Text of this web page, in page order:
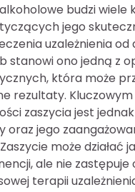
budzi wiele
jego
uzależnienia od
stanowi ono jedną z
która może
rezultaty.
zaszycia jest
oraz jego
może działać
ale nie zastępuje
terapii